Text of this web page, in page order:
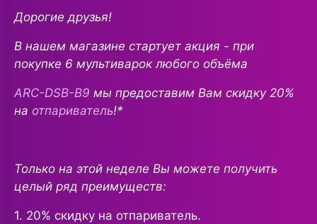
Дорогие друзья!
В нашем магазине стартует акция - при
покупке 6 мультиварок любого объёма
ARC-DSB-B9 мы предоставим Вам скидку 20%
на отпариватель!*
Только на этой неделе Вы можете получить
целый ряд преимуществ:
1. 20% скидку на отпариватель.